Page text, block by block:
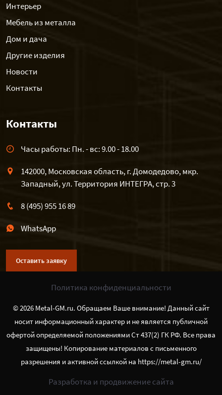
Интерьер
Мебель из металла
Дом и дача
Другие изделия
Новости
Контакты
Контакты
Часы работы: Пн. - вс: 9.00 - 18.00
142000, Московская область, г. Домодедово, мкр.
Западный, ул. Территория ИНТЕГРА, стр. 3
8 (495) 955 16 89
WhatsApp
Оставить заявку
Политика конфиденциальности
© 2026 Metal-GM.ru. Обращаем Ваше внимание! Данный сайт
носит информационный характер и не является публичной
офертой определяемой положениями Ст 437(2) ГК РФ. Все права
защищены! Копирование материалов с письменного
разрешения и активной ссылкой на https://metal-gm.ru/
Разработка и продвижение сайта